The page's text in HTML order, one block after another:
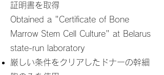
証明書を取得
Obtained a "Certificate of Bone
Marrow Stem Cell Culture" at Belarus
state-run laboratory
厳しい条件をクリアしたドナーの幹細